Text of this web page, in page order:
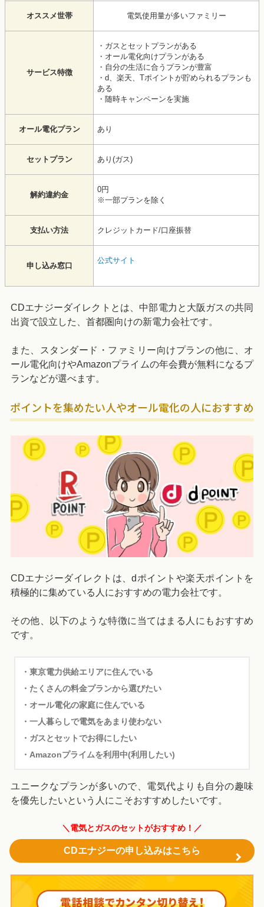
オススメ世帯 電気使用量が多いファミリー
サービス特徴
・ガスとセットプランがある
・オール電化向けプランがある
・自分の生活に合うプランが豊富
・d、楽天、Tポイントが貯められるプランも
ある
・随時キャンペーンを実施
オール電化プラン あり
セットプラン あり(ガス)
解約違約金
0円
※一部プランを除く
支払い方法 クレジットカード/口座振替
申し込み窓口
公式サイト
CDエナジーダイレクトとは、中部電力と大阪ガスの共同
出資で設立した、首都圏向けの新電力会社です。
また、スタンダード・ファミリー向けプランの他に、オ
ール電化向けやAmazonプライムの年会費が無料になるプ
ランなどが選べます。
ポイントを集めたい人やオール電化の人におすすめ
CDエナジーダイレクトは、dポイントや楽天ポイントを
積極的に集めている人におすすめの電力会社です。
その他、以下のような特徴に当てはまる人にもおすすめ
です。
・東京電力供給エリアに住んでいる
・たくさんの料金プランから選びたい
・オール電化の家庭に住んでいる
・一人暮らしで電気をあまり使わない
・ガスとセットでお得にしたい
・Amazonプライムを利用中(利用したい)
ユニークなプランが多いので、電気代よりも自分の趣味
を優先したいという人にこそおすすめしたいです。
＼電気とガスのセットがおすすめ！／
CDエナジーの申し込みはこちら